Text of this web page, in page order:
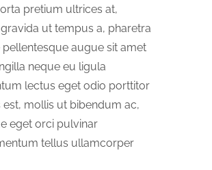
pretium ultrices at,
ut tempus a, pharetra
augue sit amet
neque eu ligula
lectus eget odio porttitor
mollis ut bibendum ac,
eget orci pulvinar
tellus ullamcorper